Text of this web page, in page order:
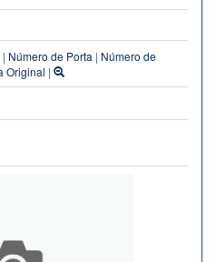
| Número de Porta | Número de
Original |